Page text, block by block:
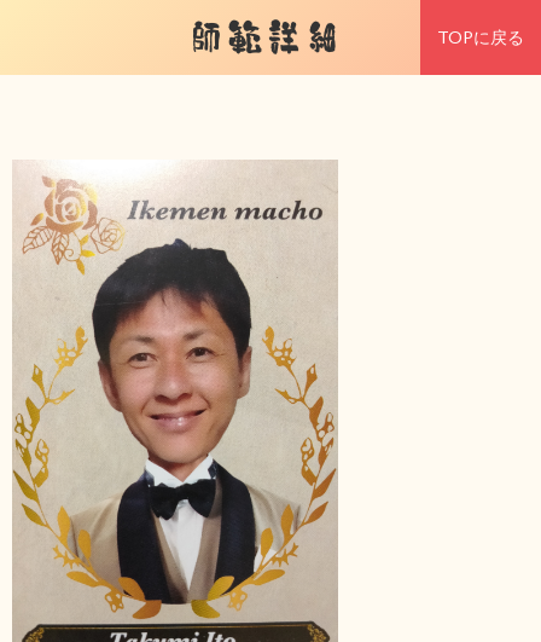
師範詳細 TOPに戻る